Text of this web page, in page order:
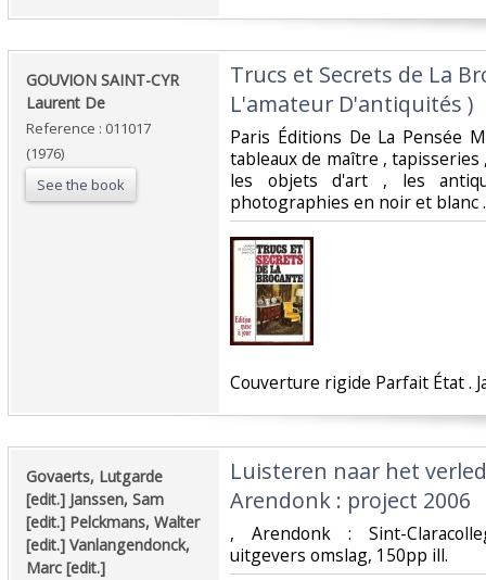
‎GOUVION SAINT-CYR
Laurent De‎
Reference : 011017
(1976)
See the book
‎Trucs et Secrets de La
L'amateur D'antiquités )‎
‎Paris Éditions De La Pensée
tableaux de maître ,
les objets d'art , les
photographies en noir et blanc
‎Couverture rigide Parfait État .
‎Govaerts, Lutgarde
[edit.] Janssen, Sam
[edit.] Pelckmans, Walter
[edit.] Vanlangendonck,
Marc [edit.]‎
‎Luisteren naar het
Arendonk : project 2006‎
‎, Arendonk : Sint-
uitgevers omslag, 150pp ill.‎